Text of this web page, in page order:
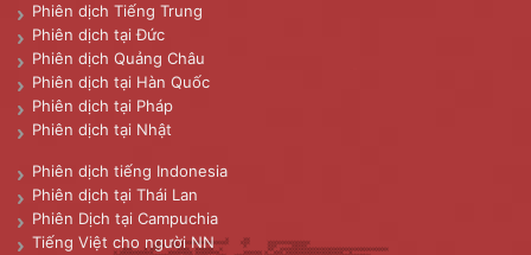
Phiên dịch Tiếng Trung
Phiên dịch tại Đức
Phiên dịch Quảng Châu
Phiên dịch tại Hàn Quốc
Phiên dịch tại Pháp
Phiên dịch tại Nhật
Phiên dịch tiếng Indonesia
Phiên dịch tại Thái Lan
Phiên Dịch tại Campuchia
Tiếng Việt cho người NN